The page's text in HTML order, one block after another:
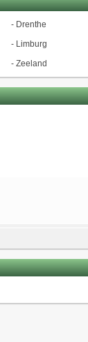
- Drenthe
- Limburg
- Zeeland